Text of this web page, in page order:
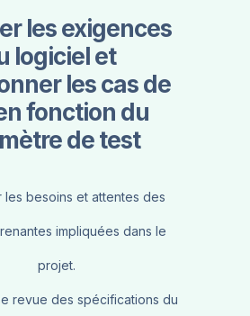
les exigences
logiciel et
les cas de
fonction du
de test
les besoins et attentes des
impliquées dans le
projet.
revue des spécifications du